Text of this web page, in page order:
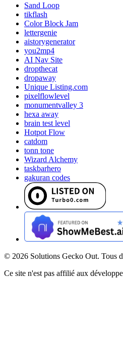
Sand Loop
tikflash
Color Block Jam
lettergenie
aistorygenerator
you2mp4
AI Nav Site
dropthecat
dropaway
Unique Listing.com
pixelflowlevel
monumentvalley 3
hexa away
brain test level
Hotpot Flow
catdom
tonn tone
Wizard Alchemy
taskbarhero
gakuran codes
© 2026 Solutions Gecko Out. Tous
Ce site n'est pas affilié aux